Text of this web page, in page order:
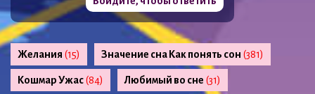
Желания (15) Значение сна Как понять сон (381)
Кошмар Ужас(84) Любимый во сне (31)